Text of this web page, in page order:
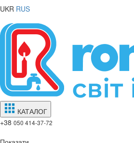
UKR RUS
КАТАЛОГ
+38 050 414-37-72